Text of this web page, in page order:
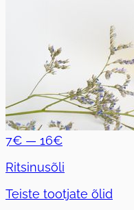
7€ — 16€
Ritsinusõli
Teiste tootjate õlid